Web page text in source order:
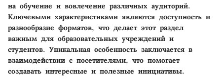
на обучение и вовлечение различных аудиторий.
Ключевыми характеристиками являются доступность и
разнообразие форматов, что делает этот раздел
важным для образовательных учреждений и
студентов. Уникальная особенность заключается в
взаимодействии с посетителями, что помогает
создавать интересные и полезные инициативы.